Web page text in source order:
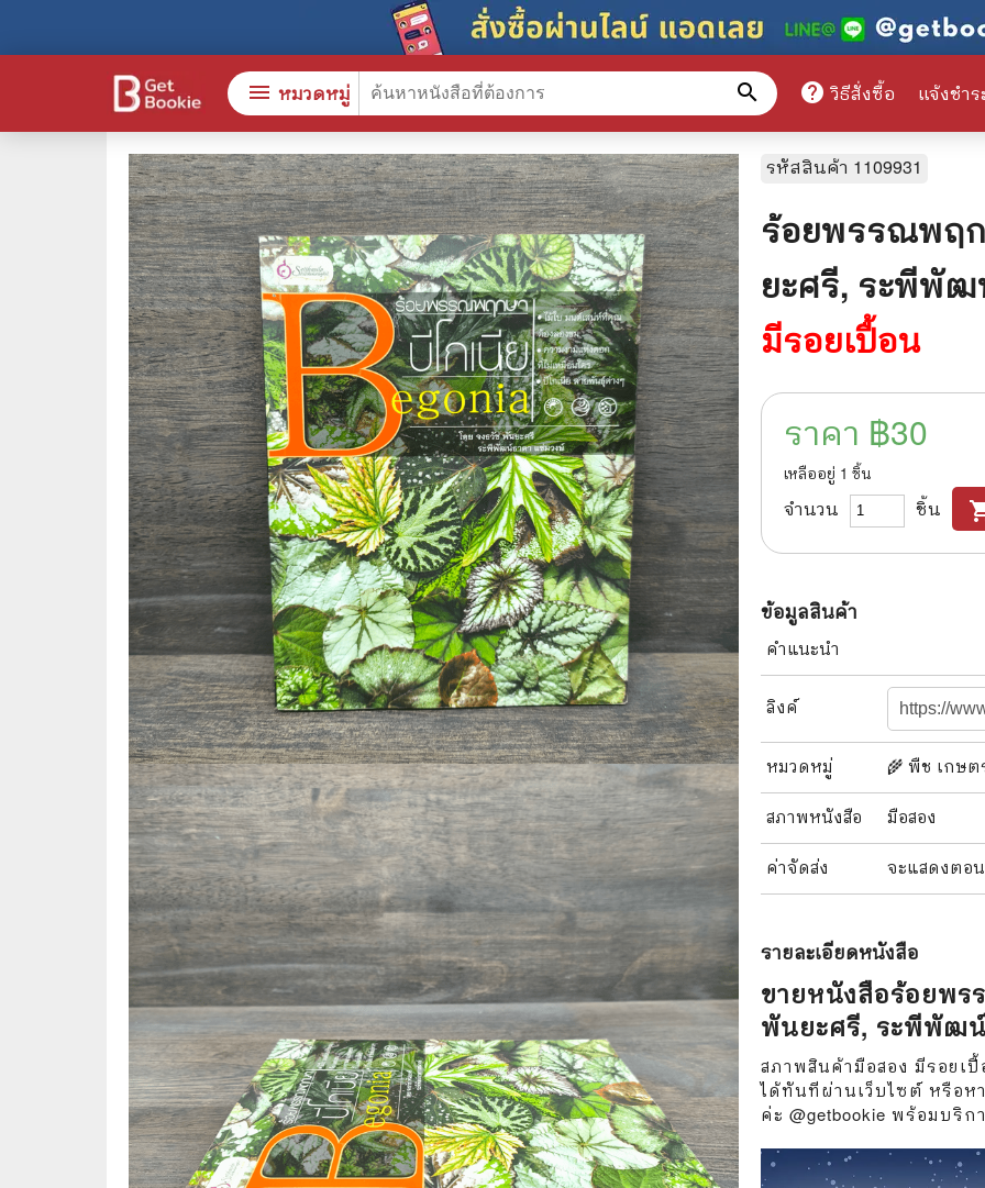
รหัสสินค้า 1109931
ร้อยพรรณพฤก
ยะศรี, ระพีพัฒ
มีรอยเปื้อน
ราคา ฿30
เหลืออยู่ 1 ชิ้น
จำนวน ชิ้น
ข้อมูลสินค้า
คำแนะนำ
ลิงค์
หมวดหมู่ 🌾 พืช เกษต
สภาพหนังสือ มือสอง
ค่าจัดส่ง จะแสดงตอ
รายละเอียดหนังสือ
ขายหนังสือร้อยพ
พันยะศรี, ระพีพัฒ
สภาพสินค้ามือสอง มีรอยเ
ได้ทันทีผ่านเว็บไซต์ หรือห
ค่ะ @getbookie พร้อมบริก
menu หมวดหมู่ search help วิธีสั่งซื้อ แจ้งชำร
หมวดหมู่สินค้า
หนังสือทั้งหมด
stars สินค้าใช้เฉพาะแต้มเท่านั้น
📚 หนังสือทั่วไป
😁 จิตวิทยา พัฒนาตนเอง
👔 ธุรกิจ เศรษฐศาสตร์
📜 ประวัติศาสตร์
👤 ประวัติบุคคล ประสบการณ์ชีวิต
🌠 โหราศาสตร์ การทำนาย
☸️ ธรรมะ ศาสนา ปรัชญา
🏙️ การเมือง สังคมศาสตร์
🪦 งานศพ อนุสรณ์ต่างๆ
🧳 ท่องเที่ยว ประสบการณ์ท่องเที่ยว
💃 งานอดิเรก อาชีพ
สารคดี
🌎 สารคดี ความรู้รอบตัว
💎 เพชร พลอย อัญมณี
🛸 วิทยาศาสตร์ คณิตศาสตร์
🌾 พืช สัตว์
🥘 อาหาร สุขภาพ ความงาม
👪 ครอบครัว การเลี้ยงลูก
🏡 บ้านและสวน
🎓 การศึกษา
⚖️ กฎหมาย
💬 ภาษาศาสตร์
💉 การแพทย์
👮‍♀️ คู่มือเตรียมสอบราชการ
🏫 หนังสือเรียน
👩‍🏫 แนะแนวการศึกษา
การศึกษาและการสอน
😼 หนังสือการ์ตูน
📚 การ์ตูนชุด
📗 การ์ตูนเล่มเดียวจบ
👨‍❤️‍👨 การ์ตูนวาย การ์ตูนยูริ
🕰️ การ์ตูนยุคเก่า
❤️ รัก โรแมนติก
🎭 ดราม่า ชีวิต เรื่องจริง
💀 ผี สยองขวัญ ระทึกขวัญ
🐾 เกี่ยวกับสัตว์
🎻 การ์ตูนดนตรี
🍳 การ์ตูนทำอาหาร
🕵️‍♀️ สืบสวน สอบสวน
⚔️ ต่อสู้ แอ๊คชั่น
📺 เรื่องย่อละครโทรทัศน์
นิตยสารดารารุ่นเก่า
เรื่องย่อซีรี่ย์ต่างประเทศ
🌍 ทั่วไปและวาไรตี้
🤡 เรื่องสั้น ขำขัน
🎨 ศิลปะและการออกแบบ
🎸 ดนตรี
🩱 แฟชั่น
🔭 วิทยาศาสตร์
🕰️ ประวัติศาสตร์
⛪ ศาสนา
🏙️ การเมือง
⚽ กีฬา
โมเดล
Gossip ดารา
👙 เซ็กซี่
วัยรุ่น
🥘 อาหาร
💄 สุขภาพและความงาม